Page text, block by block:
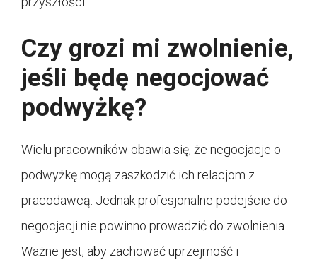
Czy grozi mi zwolnienie,
jeśli będę negocjować
podwyżkę?
Wielu pracowników obawia się, że negocjacje o
podwyżkę mogą zaszkodzić ich relacjom z
pracodawcą. Jednak profesjonalne podejście do
negocjacji nie powinno prowadzić do zwolnienia.
Ważne jest, aby zachować uprzejmość i